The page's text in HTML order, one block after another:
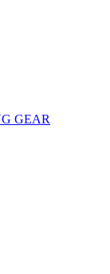
GEAR